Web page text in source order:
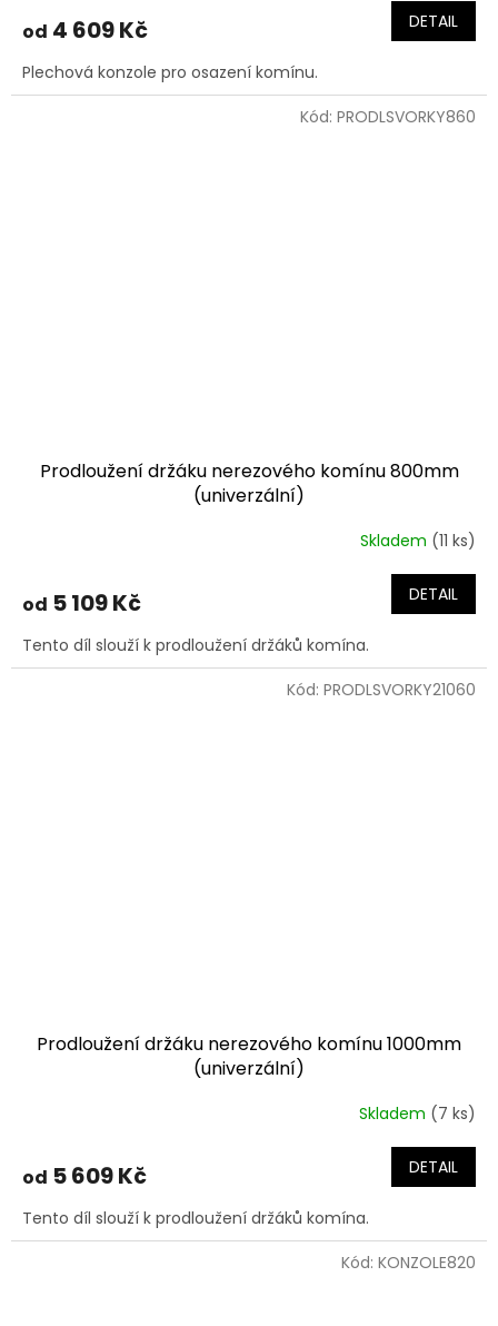
od 4 609 Kč DETAIL
Plechová konzole pro osazení komínu.
Prodloužení držáku nerezového komínu 800mm
(univerzální)
Skladem (11 ks)
od 5 109 Kč DETAIL
Tento díl slouží k prodloužení držáků komína.
Kód: PRODLSVORKY860
Prodloužení držáku nerezového komínu 1000mm
(univerzální)
Skladem (7 ks)
od 5 609 Kč DETAIL
Tento díl slouží k prodloužení držáků komína.
Kód: PRODLSVORKY21060
Kód: KONZOLE820